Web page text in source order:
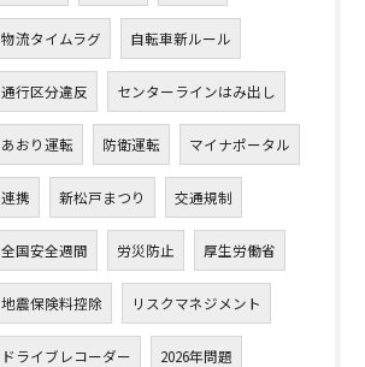
物流タイムラグ 自転車新ルール
通行区分違反 センターラインはみ出し
あおり運転 防衛運転 マイナポータル
連携 新松戸まつり 交通規制
全国安全週間 労災防止 厚生労働省
地震保険料控除 リスクマネジメント
ドライブレコーダー 2026年問題